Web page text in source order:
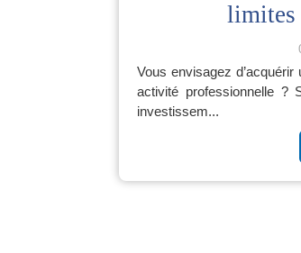
limites
Vous envisagez
activité professionnelle ?
investissem...